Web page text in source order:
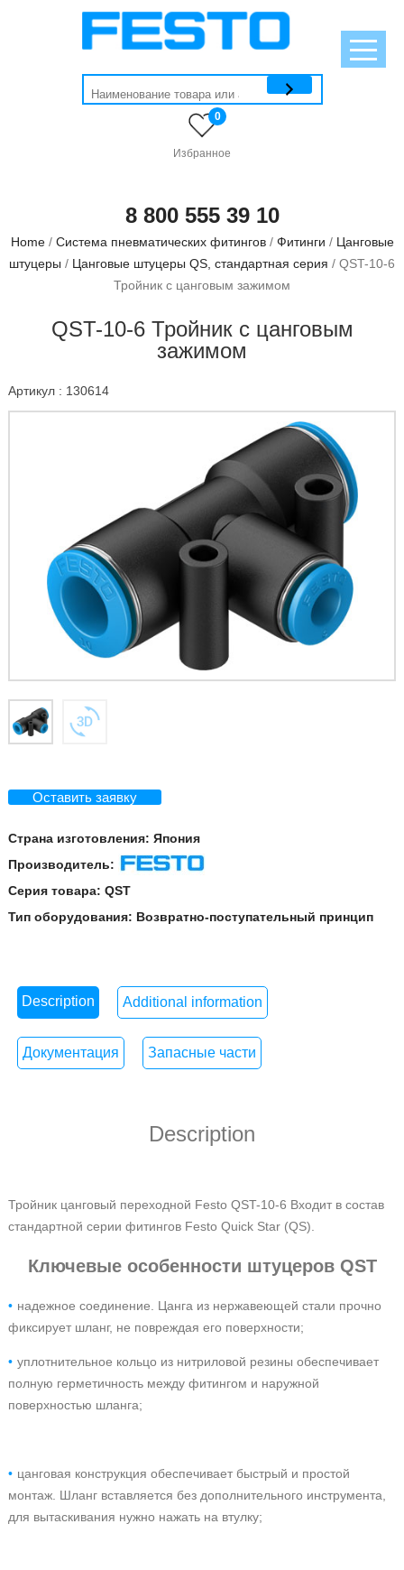
Избранное
0
8 800 555 39 10
Home/ Система пневматических фитингов/ Фитинги / Цанговые
штуцеры / Цанговые штуцеры QS, стандартная серия / QST-10-6
Тройник с цанговым зажимом
QST-10-6 Тройник с цанговым
зажимом
Артикул : 130614
Оставить заявку
Страна изготовления: Япония
Производитель:
Festo
Серия товара: QST
Тип оборудования: Возвратно-поступательный принцип
Description Additional information
Документация Запасные части
Description
Тройник цанговый переходной Festo QST-10-6 Входит в состав
стандартной серии фитингов Festo Quick Star (QS).
Ключевые особенности штуцеров QST
надежное соединение. Цанга из нержавеющей стали прочно
фиксирует шланг, не повреждая его поверхности;
уплотнительное кольцо из нитриловой резины обеспечивает
полную герметичность между фитингом и наружной
поверхностью шланга;
цанговая конструкция обеспечивает быстрый и простой
монтаж. Шланг вставляется без дополнительного инструмента,
для вытаскивания нужно нажать на втулку;